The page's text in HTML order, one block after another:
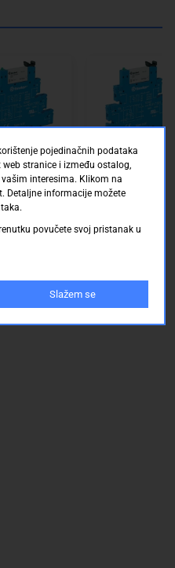
kontakti
Electronic SE
online
15.08.2026 d
standardni
Finder
Conrad Electronic
Dostupno online
pojedinačnih podataka
stranice i između ostalog,
interesima. Klikom na
Detaljne informacije možete
povučete svoj pristanak u
Slažem se